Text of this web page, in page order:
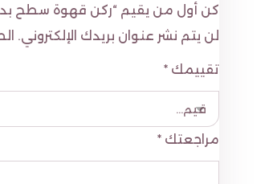
كن أول من يقيم “ركن قهوة سطح بديل
لن يتم نشر عنوان بريدك الإلكتروني.
تقييمك*
مراجعتك*